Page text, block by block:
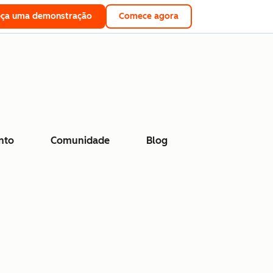
uma demonstração Comece agora
Comunidade Blog